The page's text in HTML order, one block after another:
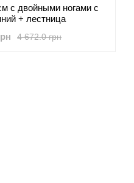
с двойными ногами с
+ лестница
4 672.0 грн